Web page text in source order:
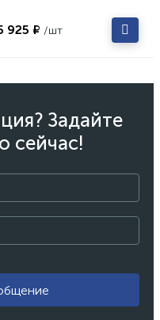
925 ₽ /шт
Задайте
сейчас!